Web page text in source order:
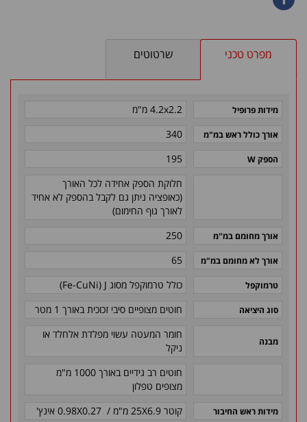
מפרט טכני שרטוטים
מידות פרופיל 4.2x2.2 מ"מ
אורך כולל ראש במ"מ 340
הספק W
195
חלוקת הספק אחידה לכל האורך
(כאופציה ניתן גם לקבל בהספק לא אחיד
לאורך גוף החימום)
אורך מחומם במ"מ 250
אורך לא מחומם במ"מ 65
טרמוקפל כולל טרמוקפל מסוג Fe-CuNi) J)
סוג היציאה חוטים מצופיים סיבי זכוכית באורך 1 מטר
מבנה
חומר המעטה עשוי מפלדת אלחלד או
ניקל
חוטים רב גידיים באורך 1000 מ"מ
מצופים טפלון
מידות ראש החיבור קוטר 25X6.9 מ"מ / 0.98X0.27 אינץ'